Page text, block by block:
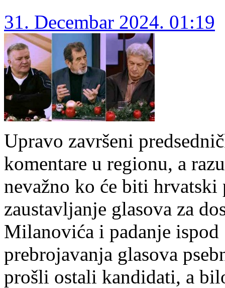
31. Decembar 2024. 01:19
Upravo završeni
komentare u regionu, a
nevažno ko će biti hrvatski
zaustavljanje glasova za
Milanovića i padanje ispod
prebrojavanja glasova
prošli ostali kandidati, a